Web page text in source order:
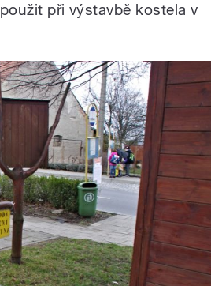
při výstavbě kostela v